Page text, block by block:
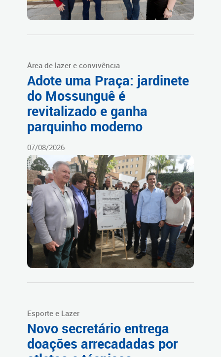
Área de lazer e convivência
Adote uma Praça: jardinete
do Mossunguê é
revitalizado e ganha
parquinho moderno
07/08/2026
Esporte e Lazer
Novo secretário entrega
doações arrecadadas por